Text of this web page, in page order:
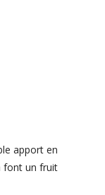
apport en
font un fruit